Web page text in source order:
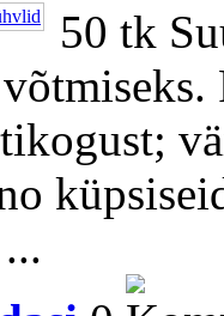
50 tk